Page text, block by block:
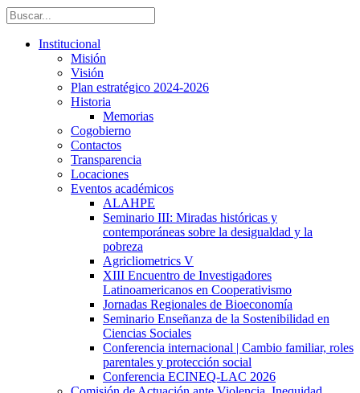
Institucional
Misión
Visión
Plan estratégico 2024-2026
Historia
Memorias
Cogobierno
Contactos
Transparencia
Locaciones
Eventos académicos
ALAHPE
Seminario III: Miradas históricas y
contemporáneas sobre la desigualdad y la
pobreza
Agricliometrics V
XIII Encuentro de Investigadores
Latinoamericanos en Cooperativismo
Jornadas Regionales de Bioeconomía
Seminario Enseñanza de la Sostenibilidad en
Ciencias Sociales
Conferencia internacional | Cambio familiar, roles
parentales y protección social
Conferencia ECINEQ-LAC 2026